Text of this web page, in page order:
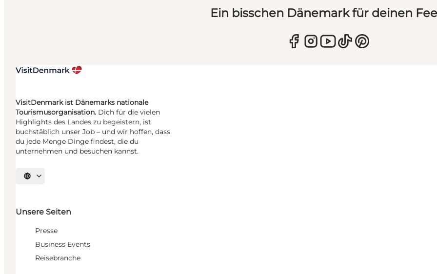
Ein bisschen Dänemark für deinen
VisitDenmark ist Dänemarks nationale
Tourismusorganisation. Dich für die vielen
Highlights des Landes zu begeistern, ist
buchstäblich unser Job – und wir hoffen, dass
du jede Menge Dinge findest, die du
unternehmen und besuchen kannst.
Sprache auswählen
Unsere Seiten
Presse
Business Events
Reisebranche